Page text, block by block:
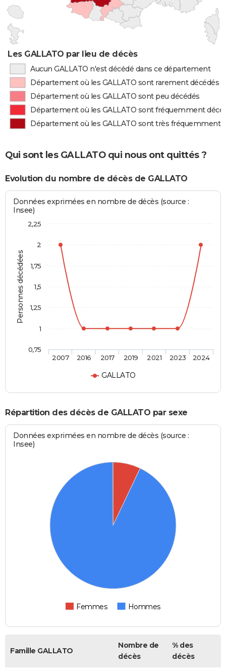
Les GALLATO par lieu de décès
Aucun GALLATO n'est décédé dans ce département
Département où les GALLATO sont rarement décédés
Département où les GALLATO sont peu décédés
Département où les GALLATO sont fréquemment
Département où les GALLATO sont très fréquemment
Qui sont les GALLATO qui nous ont quittés ?
Evolution du nombre de décès de GALLATO
Personnes décédées
Données exprimées en nombre de décès (source :
Insee)
GALLATO
2007 2016 2017 2019 2021 2023 2024
0,75
1
1,25
1,5
1,75
2
2,25
Répartition des décès de GALLATO par sexe
Données exprimées en nombre de décès (source :
Insee)
Femmes Hommes
Famille GALLATO
Nombre de
décès
% des
décès